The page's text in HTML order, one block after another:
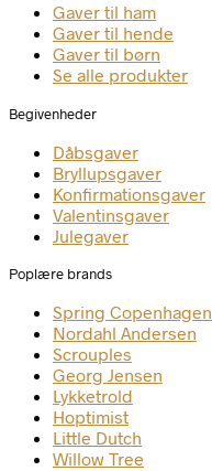
Gaver til ham
Gaver til hende
Gaver til børn
Se alle produkter
Begivenheder
Dåbsgaver
Bryllupsgaver
Konfirmationsgaver
Valentinsgaver
Julegaver
Poplære brands
Spring Copenhagen
Nordahl Andersen
Scrouples
Georg Jensen
Lykketrold
Hoptimist
Little Dutch
Willow Tree